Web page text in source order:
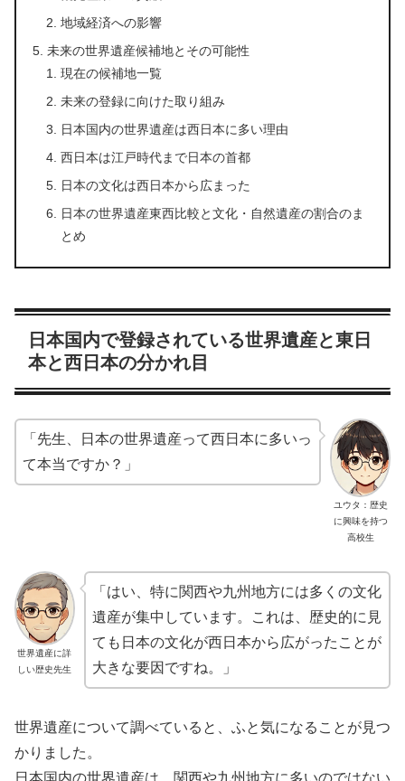
地域経済への影響
未来の世界遺産候補地とその可能性
現在の候補地一覧
未来の登録に向けた取り組み
日本国内の世界遺産は西日本に多い理由
西日本は江戸時代まで日本の首都
日本の文化は西日本から広まった
日本の世界遺産東西比較と文化・自然遺産の割合のま
とめ
日本国内で登録されている世界遺産と東日
本と西日本の分かれ目
ユウタ：歴史
に興味を持つ
高校生
「先生、日本の世界遺産って西日本に多いっ
て本当ですか？」
世界遺産に詳
しい歴史先生
「はい、特に関西や九州地方には多くの文化
遺産が集中しています。これは、歴史的に見
ても日本の文化が西日本から広がったことが
大きな要因ですね。」
世界遺産について調べていると、ふと気になることが見つ
かりました。